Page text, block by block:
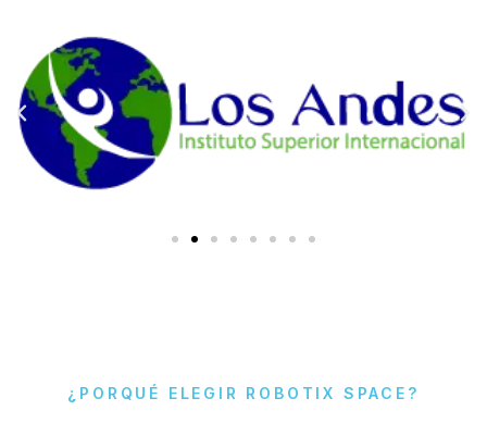
¿PORQUÉ ELEGIR ROBOTIX SPACE?